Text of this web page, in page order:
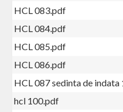
HCL 083.pdf
HCL 084.pdf
HCL 085.pdf
HCL 086.pdf
HCL 087 sedinta de
hcl 100.pdf